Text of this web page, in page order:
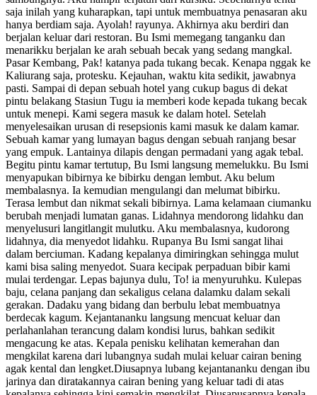
saja inilah yang kuharapkan, tapi untuk membuatnya penasaran aku
hanya berdiam saja. Ayolah! rayunya. Akhirnya aku berdiri dan
berjalan keluar dari restoran. Bu Ismi memegang tanganku dan
menarikku berjalan ke arah sebuah becak yang sedang mangkal.
Pasar Kembang, Pak! katanya pada tukang becak. Kenapa nggak ke
Kaliurang saja, protesku. Kejauhan, waktu kita sedikit, jawabnya
pasti. Sampai di depan sebuah hotel yang cukup bagus di dekat
pintu belakang Stasiun Tugu ia memberi kode kepada tukang becak
untuk menepi. Kami segera masuk ke dalam hotel. Setelah
menyelesaikan urusan di resepsionis kami masuk ke dalam kamar.
Sebuah kamar yang lumayan bagus dengan sebuah ranjang besar
yang empuk. Lantainya dilapis dengan permadani yang agak tebal.
Begitu pintu kamar tertutup, Bu Ismi langsung memelukku. Bu Ismi
menyapukan bibirnya ke bibirku dengan lembut. Aku belum
membalasnya. Ia kemudian mengulangi dan melumat bibirku.
Terasa lembut dan nikmat sekali bibirnya. Lama kelamaan ciumanku
berubah menjadi lumatan ganas. Lidahnya mendorong lidahku dan
menyelusuri langitlangit mulutku. Aku membalasnya, kudorong
lidahnya, dia menyedot lidahku. Rupanya Bu Ismi sangat lihai
dalam berciuman. Kadang kepalanya dimiringkan sehingga mulut
kami bisa saling menyedot. Suara kecipak perpaduan bibir kami
mulai terdengar. Lepas bajunya dulu, To! ia menyuruhku. Kulepas
baju, celana panjang dan sekaligus celana dalamku dalam sekali
gerakan. Dadaku yang bidang dan berbulu lebat membuatnya
berdecak kagum. Kejantananku langsung mencuat keluar dan
perlahanlahan terancung dalam kondisi lurus, bahkan sedikit
mengacung ke atas. Kepala penisku kelihatan kemerahan dan
mengkilat karena dari lubangnya sudah mulai keluar cairan bening
agak kental dan lengket.Diusapnya lubang kejantananku dengan ibu
jarinya dan diratakannya cairan bening yang keluar tadi di atas